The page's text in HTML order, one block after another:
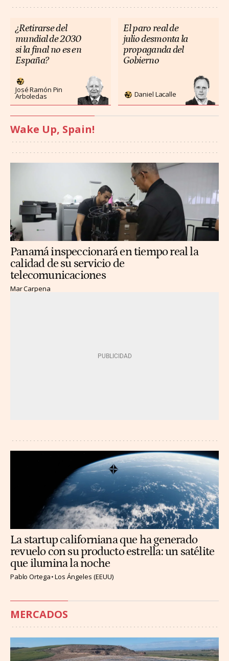
¿Retirarse del
mundial de 2030
si la final no es en
España?
José Ramón Pin
Arboledas
El paro real de
julio desmonta la
propaganda del
Gobierno
Daniel Lacalle
Wake Up, Spain!
Panamá inspeccionará en tiempo real la
calidad de su servicio de
telecomunicaciones
Mar Carpena
La startup californiana que ha generado
revuelo con su producto estrella: un satélite
que ilumina la noche
Pablo Ortega Los Ángeles (EEUU)
MERCADOS